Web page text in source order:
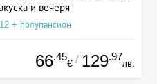
и вечеря
+ полупансион
66.45
€ / 129.97
лв.